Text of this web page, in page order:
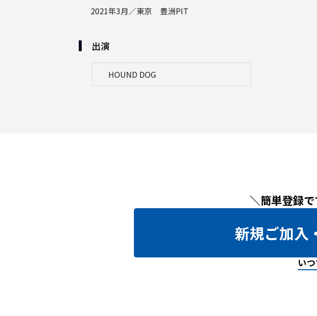
2021年3月／東京 豊洲PIT
出演
HOUND DOG
＼簡単登録
新規ご加入
い